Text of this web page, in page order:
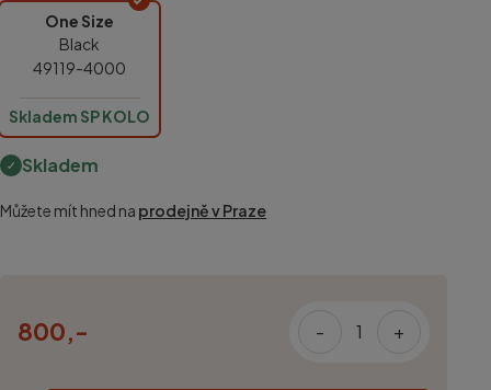
One Size
Black
49119-4000
Skladem SP KOLO
Skladem
Můžete mít hned na prodejně v Praze
800,- - +